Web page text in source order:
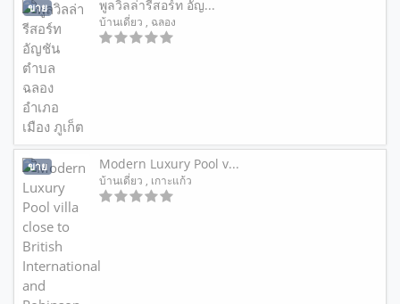
ขาย พูลวิลล่ารีสอร์ท อัญ...
บ้านเดี่ยว , ฉลอง
ขาย Modern Luxury Pool v...
บ้านเดี่ยว , เกาะแก้ว